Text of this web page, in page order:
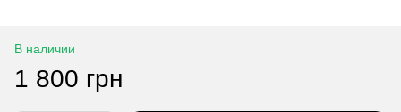
В наличии
1 800 грн